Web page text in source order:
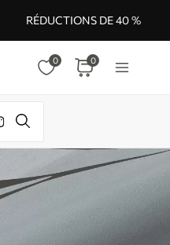
RÉDUCTIONS DE 40 %
0 0